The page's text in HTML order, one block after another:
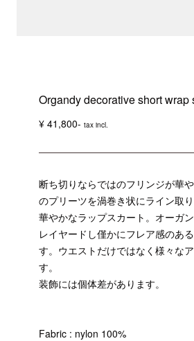
Organdy decorative short wrap
¥ 41,800- tax incl.
断ち切りならではのフリンジが華
のプリーツを渦巻き状にライン取
華やかなラップスカート。オーガ
レイヤードし僅かにフレア感のあ
す。ウエストだけではなく様々な
す。
装飾には個体差があります。
Fabric : nylon 100%